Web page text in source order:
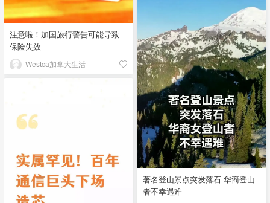
注意啦！加国旅行警告可能导致
保险失效
Westca加拿大生活
著名登山景点突发落石 华裔登山
者不幸遇难